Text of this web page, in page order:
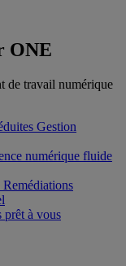
ONE
de travail numérique
Gestion
numérique fluide
Remédiations
prêt à vous